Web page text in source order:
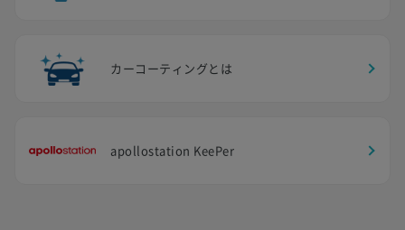
カーコーティングとは
apollostation KeePer